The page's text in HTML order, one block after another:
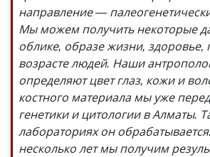
направление —
Мы можем получить некоторые
облике, образе жизни, здоровье,
возрасте людей. Наши
определяют цвет глаз, кожи и
костного материала мы уже
генетики и цитологии в Алматы.
лабораториях он
несколько лет мы получим